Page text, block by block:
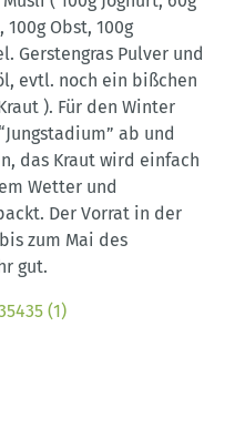
Obst, 100g
Gerstengras Pulver und
evtl. noch ein bißchen
). Für den Winter
ab und
das Kraut wird einfach
Wetter und
Der Vorrat in der
zum Mai des
gut.
(1)